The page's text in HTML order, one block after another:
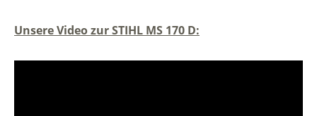
Unsere Video zur STIHL MS 170 D: